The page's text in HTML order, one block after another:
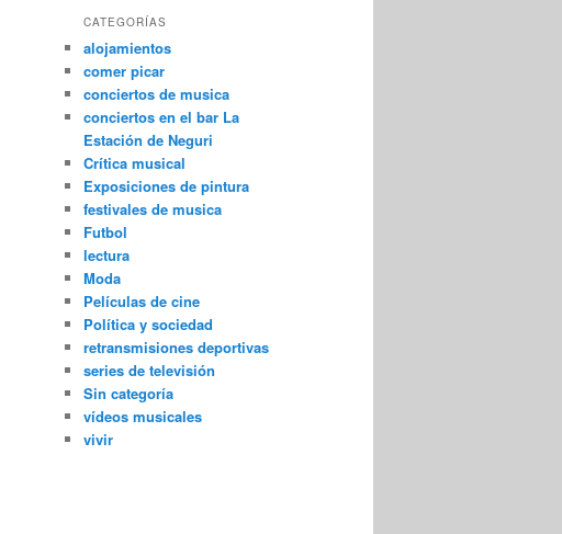
CATEGORÍAS
alojamientos
comer picar
conciertos de musica
conciertos en el bar La
Estación de Neguri
Crítica musical
Exposiciones de pintura
festivales de musica
Futbol
lectura
Moda
Películas de cine
Política y sociedad
retransmisiones deportivas
series de televisión
Sin categoría
vídeos musicales
vivir